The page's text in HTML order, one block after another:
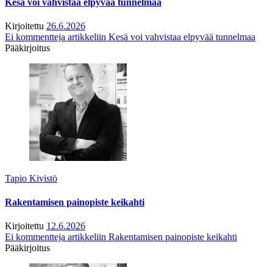
Kirjoitettu 26.6.2026
Ei kommentteja artikkeliin Kesä voi vahvistaa elpyvää tunnelmaa
Pääkirjoitus
Tapio Kivistö
Rakentamisen painopiste keikahti
Kirjoitettu 12.6.2026
Ei kommentteja artikkeliin Rakentamisen painopiste keikahti
Pääkirjoitus